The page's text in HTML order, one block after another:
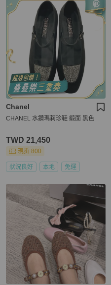
Chanel
CHANEL 水鑽瑪莉珍鞋 緞面 黑色
TWD 21,450
現折 800
狀況良好 本地 免運